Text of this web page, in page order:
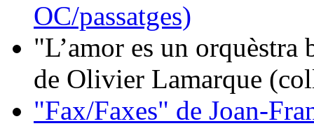
OC/passatges)
"L’amor es un orquèstra
de Olivier Lamarque
"Fax/Faxes" de Joan-